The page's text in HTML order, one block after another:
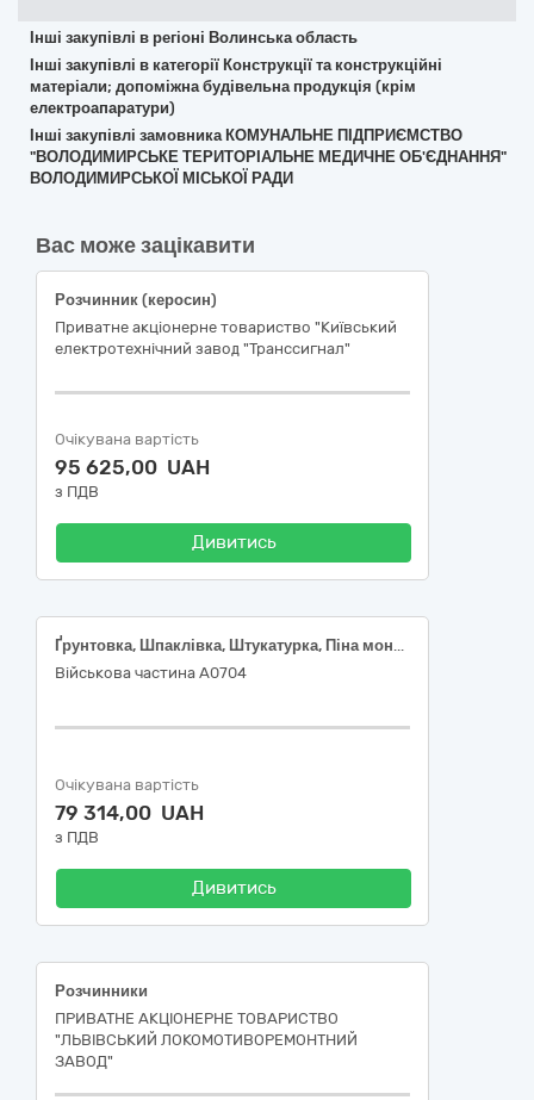
Інші закупівлі в регіоні Волинська область
Інші закупівлі в категорії Конструкції та конструкційні
матеріали; допоміжна будівельна продукція (крім
електроапаратури)
Інші закупівлі замовника КОМУНАЛЬНЕ ПІДПРИЄМСТВО
"ВОЛОДИМИРСЬКЕ ТЕРИТОРІАЛЬНЕ МЕДИЧНЕ ОБ'ЄДНАННЯ"
ВОЛОДИМИРСЬКОЇ МІСЬКОЇ РАДИ
Вас може зацікавити
Розчинник (керосин)
Приватне акціонерне товариство "Київський
електротехнічний завод "Транссигнал"
Очікувана вартість
95 625,00 UAH
з ПДВ
Дивитись
Ґрунтовка, Шпаклівка, Штукатурка, Піна монтажна
Військова частина А0704
Очікувана вартість
79 314,00 UAH
з ПДВ
Дивитись
Розчинники
ПРИВАТНЕ АКЦІОНЕРНЕ ТОВАРИСТВО
"ЛЬВІВСЬКИЙ ЛОКОМОТИВОРЕМОНТНИЙ
ЗАВОД"